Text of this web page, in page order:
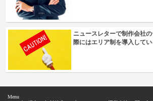
ニュースレターで制作会社
際にはエリア制を導入して
Menu